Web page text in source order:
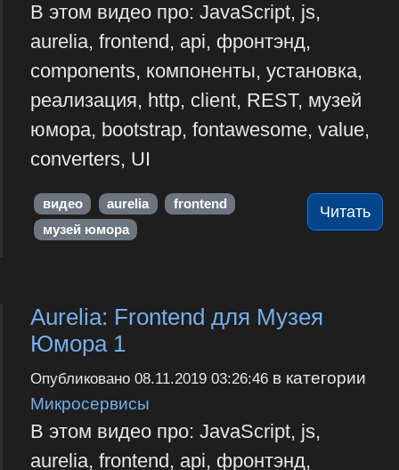
В этом видео про: JavaScript, js,
aurelia, frontend, api, фронтэнд,
components, компоненты, установка,
реализация, http, client, REST, музей
юмора, bootstrap, fontawesome, value,
converters, UI
Читать
видео aurelia
frontend
музей юмора
Aurelia: Frontend для Музея
Юмора 1
Опубликовано 08.11.2019 03:26:46в категории
Микросервисы
В этом видео про: JavaScript, js,
aurelia, frontend, api, фронтэнд,